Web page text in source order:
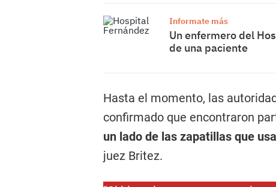
Informate más
Un enfermero del
de una paciente
Hasta el momento, las
confirmado que encontraron
un lado de las zapatillas que
juez Britez.